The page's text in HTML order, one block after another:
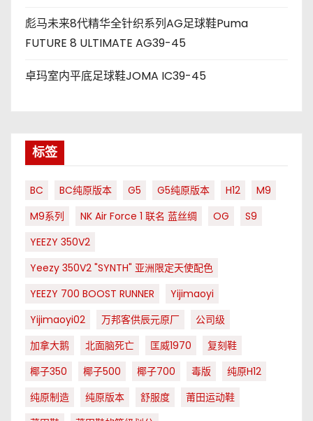
彪马未来8代精华全针织系列AG足球鞋Puma
FUTURE 8 ULTIMATE AG39-45
卓玛室内平底足球鞋JOMA IC39-45
标签
BC BC纯原版本 G5 G5纯原版本 H12
M9
M9系列
NK Air Force 1 联名 蓝丝绸 OG
S9
YEEZY 350V2
Yeezy 350V2 "SYNTH" 亚洲限定天使配色
YEEZY 700 BOOST RUNNER
Yijimaoyi
Yijimaoyi02
万邦客供辰元原厂
公司级
加拿大鹅
北面脑死亡 匡威1970
复刻鞋
椰子350
椰子500 椰子700 毒版
纯原H12
纯原制造
纯原版本 舒服度
莆田运动鞋